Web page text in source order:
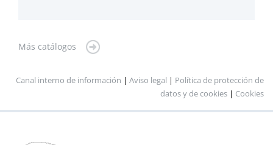
Más catálogos
Canal interno de información | Aviso legal | Política de protección de
datos y de cookies | Cookies